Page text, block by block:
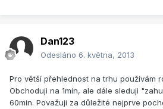
Dan123
Odesláno 6. května, 2013
Pro větší přehlednost na trhu používám
Obchoduji na 1min, ale dále sleduji
60min. Považuji za důležité nejprve